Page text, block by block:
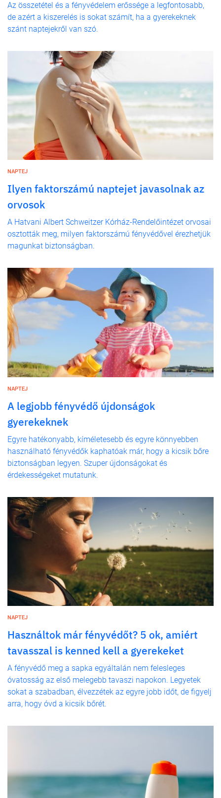
Az összetétel és a fényvédelem erőssége a legfontosabb,
de azért a kiszerelés is sokat számít, ha a gyerekeknek
szánt naptejekről van szó.
NAPTEJ
Ilyen faktorszámú naptejet javasolnak az
orvosok
A Hatvani Albert Schweitzer Kórház-Rendelőintézet orvosai
osztották meg, milyen faktorszámú fényvédővel érezhetjük
magunkat biztonságban.
NAPTEJ
A legjobb fényvédő újdonságok
gyerekeknek
Egyre hatékonyabb, kíméletesebb és egyre könnyebben
használható fényvédők kaphatóak már, hogy a kicsik bőre
biztonságban legyen. Szuper újdonságokat és
érdekességeket mutatunk.
NAPTEJ
Használtok már fényvédőt? 5 ok, amiért
tavasszal is kenned kell a gyerekeket
A fényvédő meg a sapka egyáltalán nem felesleges
óvatosság az első melegebb tavaszi napokon. Legyetek
sokat a szabadban, élvezzétek az egyre jobb időt, de figyelj
arra, hogy óvd a kicsik bőrét.